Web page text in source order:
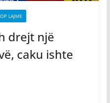
LAJME
drejt një
caku ishte